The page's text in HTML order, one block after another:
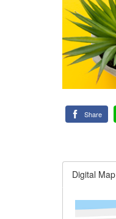
Share
Digital Map